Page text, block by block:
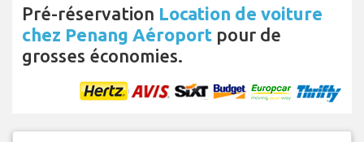
Pré-réservation Location de voiture
chez Penang Aéroport pour de
grosses économies.